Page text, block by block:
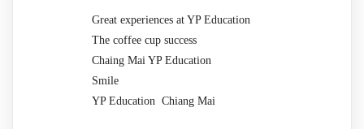
Great experiences at YP Education
The coffee cup success
Chaing Mai YP Education
Smile
YP Education Chiang Mai